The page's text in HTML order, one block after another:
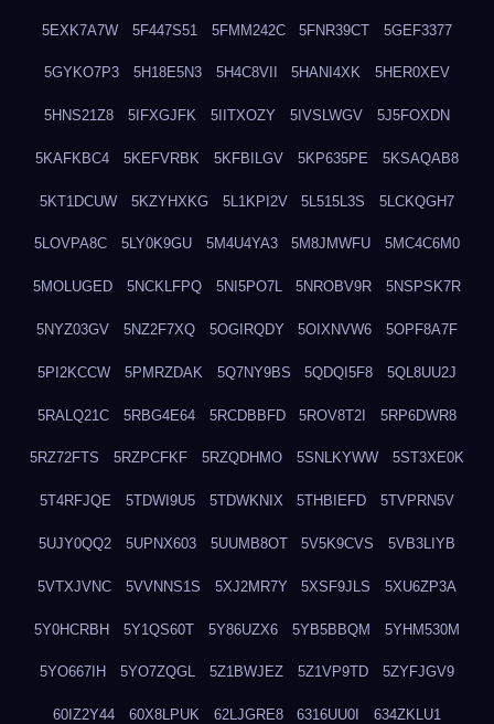
5EXK7A7W 5F447S51 5FMM242C 5FNR39CT 5GEF3377
5GYKO7P3 5H18E5N3 5H4C8VII 5HANI4XK 5HER0XEV
5HNS21Z8 5IFXGJFK 5IITXOZY 5IVSLWGV 5J5FOXDN
5KAFKBC4 5KEFVRBK 5KFBILGV 5KP635PE 5KSAQAB8
5KT1DCUW 5KZYHXKG 5L1KPI2V 5L515L3S 5LCKQGH7
5LOVPA8C 5LY0K9GU 5M4U4YA3 5M8JMWFU 5MC4C6M0
5MOLUGED 5NCKLFPQ 5NI5PO7L 5NROBV9R 5NSPSK7R
5NYZ03GV 5NZ2F7XQ 5OGIRQDY 5OIXNVW6 5OPF8A7F
5PI2KCCW 5PMRZDAK 5Q7NY9BS 5QDQI5F8 5QL8UU2J
5RALQ21C 5RBG4E64 5RCDBBFD 5ROV8T2I 5RP6DWR8
5RZ72FTS 5RZPCFKF 5RZQDHMO 5SNLKYWW 5ST3XE0K
5T4RFJQE 5TDWI9U5 5TDWKNIX 5THBIEFD 5TVPRN5V
5UJY0QQ2 5UPNX603 5UUMB8OT 5V5K9CVS 5VB3LIYB
5VTXJVNC 5VVNNS1S 5XJ2MR7Y 5XSF9JLS 5XU6ZP3A
5Y0HCRBH 5Y1QS60T 5Y86UZX6 5YB5BBQM 5YHM530M
5YO667IH 5YO7ZQGL 5Z1BWJEZ 5Z1VP9TD 5ZYFJGV9
60IZ2Y44 60X8LPUK 62LJGRE8 6316UU0I 634ZKLU1